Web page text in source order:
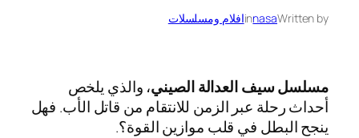
Written by
nasa
inافلام ومسلسلات
مسلسل سيف العدالة الصيني، والذي يلخص
أحداث رحلة عبر الزمن للانتقام من قاتل الأب. فهل
ينجح البطل في قلب موازين القوة؟.